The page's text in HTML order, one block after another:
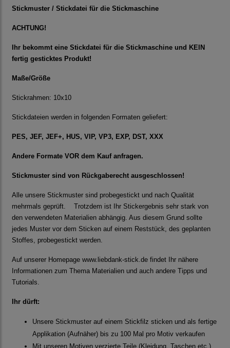
Stickmuster / Stickdatei für die Stickmaschine
ACHTUNG!
Ihr bekommt eine Stickdatei für die Stickmaschine und KEIN
fertig gesticktes Produkt!
Maße/Größe
Stickrahmen: 10x10
Stickdateien werden in folgenden Formaten geliefert:
PES, JEF, JEF+, HUS, VIP, VP3, EXP, DST, XXX
Andere Formate VOR dem Kauf anfragen.
Stickmuster sind von Rückgaberecht ausgeschlossen!
Alle unsere Stickmuster sind probegestickt und nach Qualität
mehrmals geprüft. Trotzdem ist Ihr Stickergebnis sehr stark von
den verwendeten Materialien abhängig. Aus diesem Grund sollte
jedes Muster vor dem Sticken auf einem Reststück, des geplanten
Stoffes, probegestickt werden.
Auf unserer Homepage www.liebdank-stick.de findet Ihr nähere
Informationen zum Thema Materialien und auch andere Tipps und
Tutorials.
Ihr dürft:
Unsere Stickmuster auf einem Stickfilz sticken und als fertige
Applikation (Aufnäher) bis zu 100 Mal pro Motiv verkaufen
Mit unseren Motiven verzierte Teile (Kleidung, Taschen etc.)